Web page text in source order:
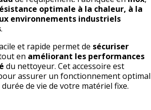
optimale à la chaleur, à la
environnements industriels
.
et rapide permet de sécuriser
en améliorant les performances
du nettoyeur. Cet accessoire est
assurer un fonctionnement optimal
de vie de votre matériel fixe.